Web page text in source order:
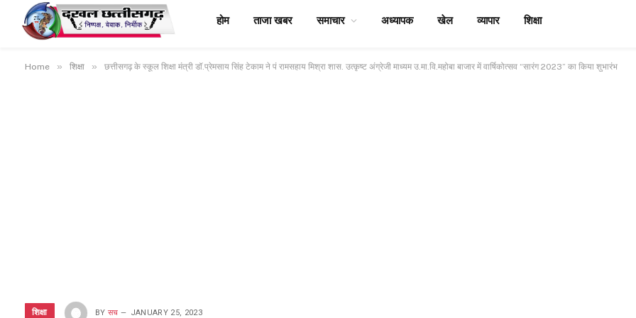
होम ताजा खबर समाचार अध्यापक खेल व्यापार शिक्षा
Home » शिक्षा » छत्तीसगढ़ के स्कूल शिक्षा मंत्री डॉ.प्रेमसाय सिंह टेकाम ने पं रामसहाय मिश्रा शास. उत्कृष्ट अंग्रेजी माध्यम उ.मा.वि.महोबा बाजार में वार्षिकोत्सव “सारंग 2023” का किया शुभारंभ
शिक्षा BY सच JANUARY 25, 2023